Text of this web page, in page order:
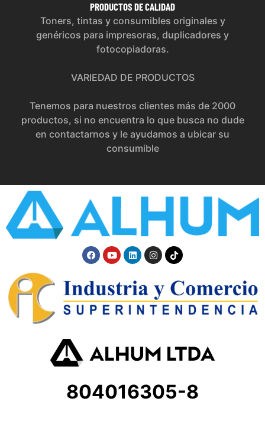
PRODUCTOS DE CALIDAD
Toners, tintas y consumibles originales y
genéricos para impresoras, duplicadores y
fotocopiadoras.
VARIEDAD DE PRODUCTOS
Tenemos para nuestros clientes más de 2000
productos, si no encuentra lo que busca no dude
en contactarnos y le ayudamos a ubicar su
consumible
804016305-8